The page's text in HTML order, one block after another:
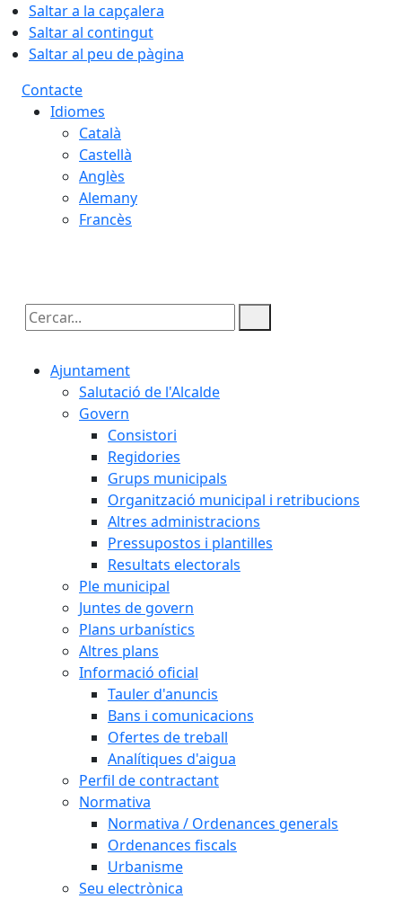
Saltar a la capçalera
Saltar al contingut
Saltar al peu de pàgina
Contacte
Idiomes
Català
Castellà
Anglès
Alemany
Francès
Cercar:
Ajuntament
Salutació de l'Alcalde
Govern
Consistori
Regidories
Grups municipals
Organització municipal i retribucions
Altres administracions
Pressupostos i plantilles
Resultats electorals
Ple municipal
Juntes de govern
Plans urbanístics
Altres plans
Informació oficial
Tauler d'anuncis
Bans i comunicacions
Ofertes de treball
Analítiques d'aigua
Perfil de contractant
Normativa
Normativa / Ordenances generals
Ordenances fiscals
Urbanisme
Seu electrònica